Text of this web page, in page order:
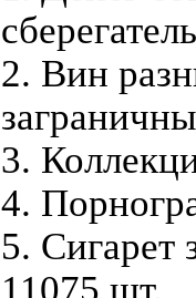
2. Вин
3.
4.
5. Сигарет